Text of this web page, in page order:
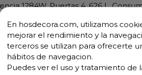
1284W. Puertas 4. 626 L.
1284W. Puertas 4. 752 L.
en el plano de exposicióny
AISI-304
En hosdecora.com, utilizamos
mejorar el rendimiento y la
terceros se utilizan para ofrecerte
hábitos de navegacion.
Puedes ver el uso y tratamiento de